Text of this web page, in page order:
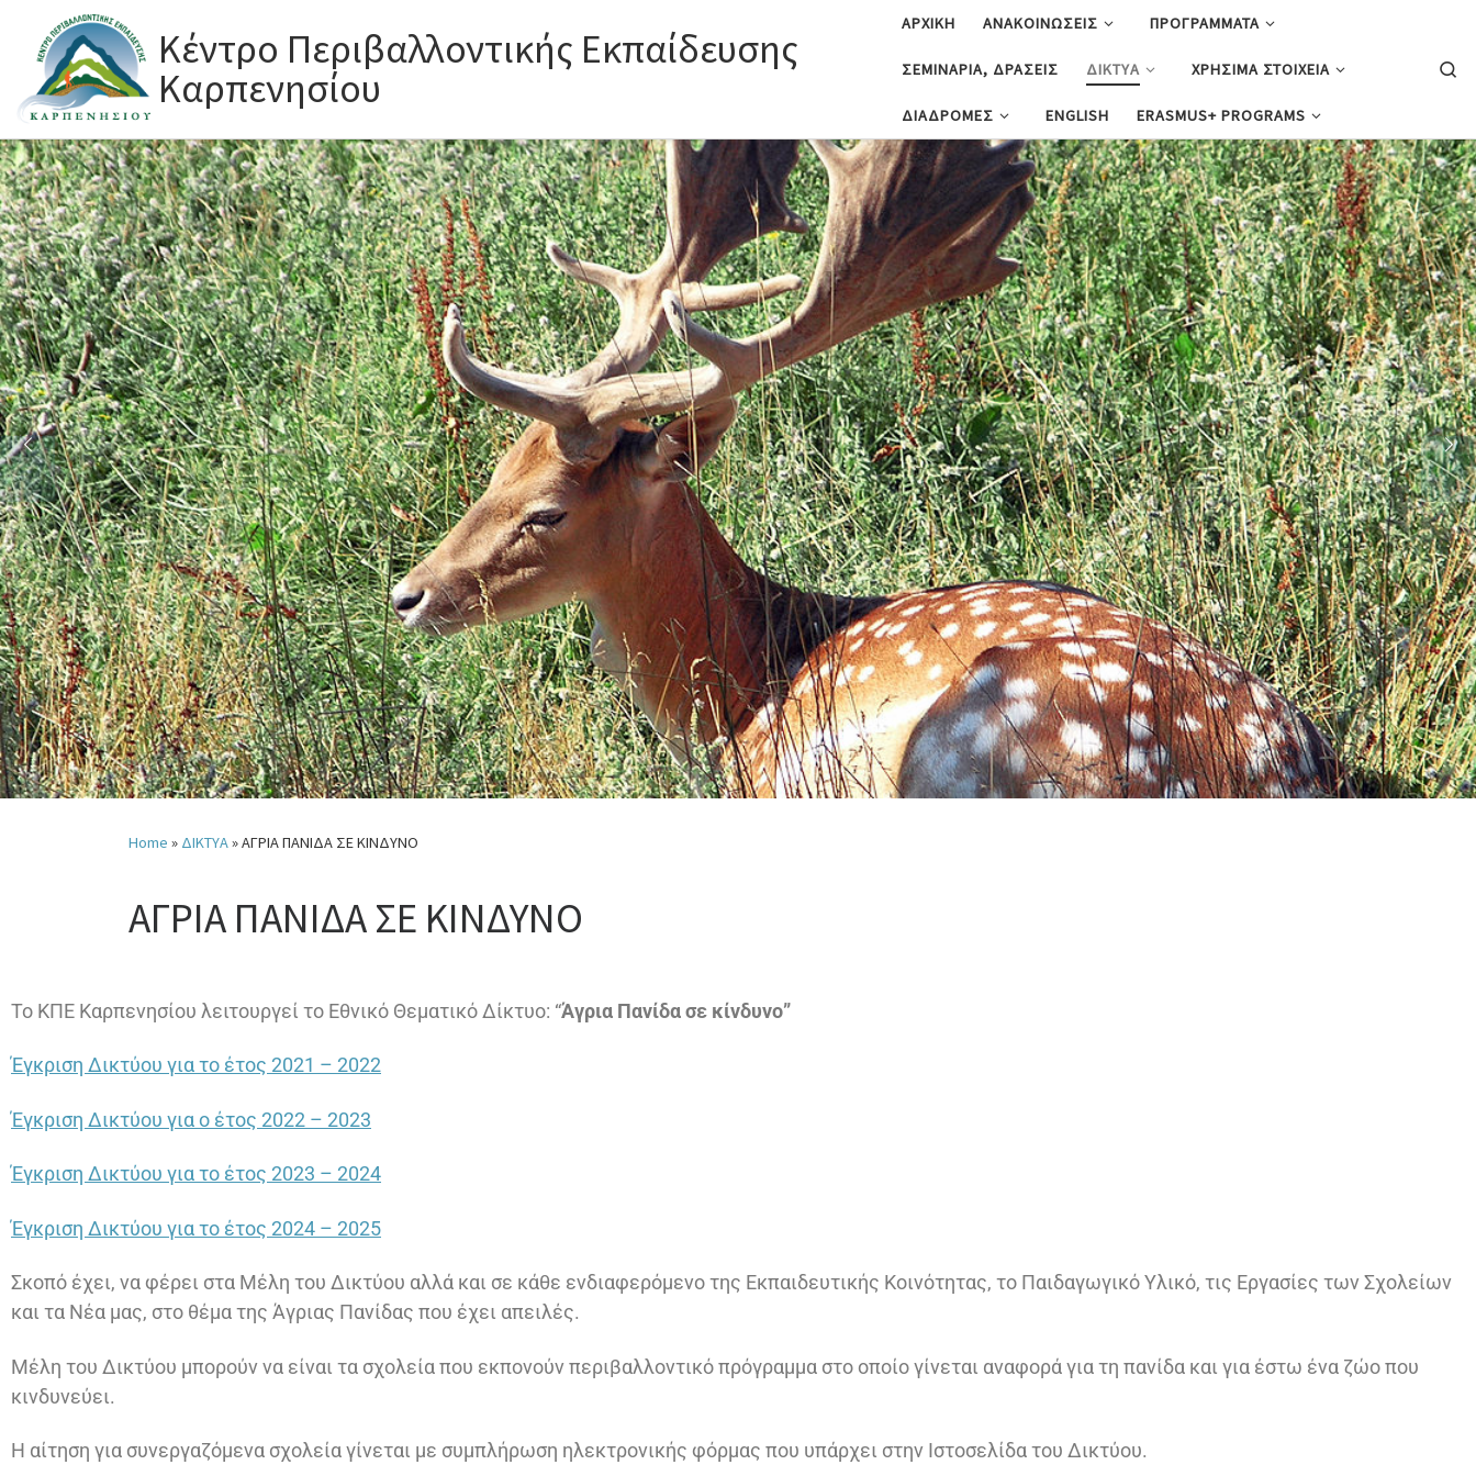
Skip to content
Κέντρο Περιβαλλοντικής Εκπαίδευσης
Καρπενησίου
ΑΡΧΙΚΗ ΑΝΑΚΟΙΝΩΣΕΙΣ ΠΡΟΓΡΑΜΜΑΤΑ
ΣΕΜΙΝΑΡΙΑ, ΔΡΑΣΕΙΣ ΔΙΚΤΥΑ ΧΡΗΣΙΜΑ ΣΤΟΙΧΕΙΑ
ΔΙΑΔΡΟΜΕΣ ENGLISH ERASMUS+ PROGRAMS
Home » ΔΙΚΤΥΑ»ΑΓΡΙΑ ΠΑΝΙΔΑ ΣΕ ΚΙΝΔΥΝΟ
ΑΓΡΙΑ ΠΑΝΙΔΑ ΣΕ ΚΙΝΔΥΝΟ
To ΚΠΕ Καρπενησίου λειτουργεί το Εθνικό Θεματικό Δίκτυο: “Άγρια Πανίδα σε κίνδυνο”
Έγκριση Δικτύου για το έτος 2021 – 2022
Έγκριση Δικτύου για ο έτος 2022 – 2023
Έγκριση Δικτύου για το έτος 2023 – 2024
Έγκριση Δικτύου για το έτος 2024 – 2025
Σκοπό έχει, να φέρει στα Μέλη του Δικτύου αλλά και σε κάθε ενδιαφερόμενο της Εκπαιδευτικής Κοινότητας, το Παιδαγωγικό Υλικό, τις Εργασίες των Σχολείων
και τα Νέα μας, στο θέμα της Άγριας Πανίδας που έχει απειλές.
Μέλη του Δικτύου μπορούν να είναι τα σχολεία που εκπονούν περιβαλλοντικό πρόγραμμα στο οποίο γίνεται αναφορά για τη πανίδα και για έστω ένα ζώο που
κινδυνεύει.
Η αίτηση για συνεργαζόμενα σχολεία γίνεται με συμπλήρωση ηλεκτρονικής φόρμας που υπάρχει στην Ιστοσελίδα του Δικτύου.